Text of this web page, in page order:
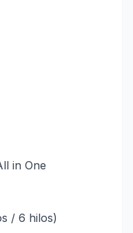
in One
/ 6 hilos)